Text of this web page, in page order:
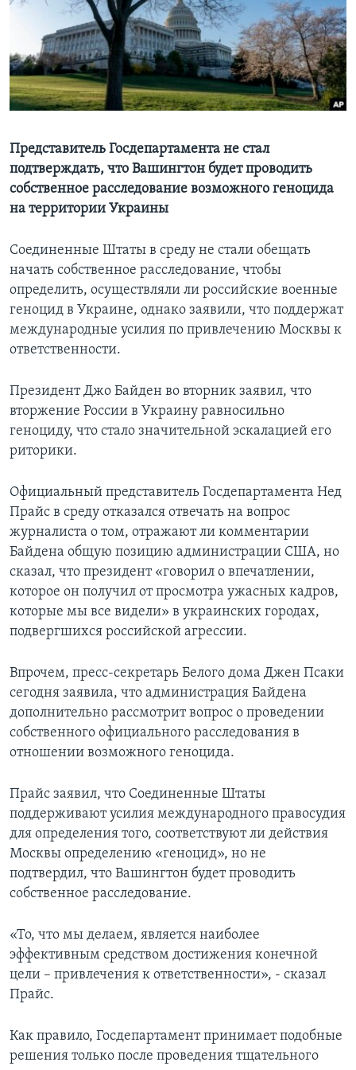
Learning English
СОЦИАЛЬНЫЕ СЕТИ
Языки
Представитель Госдепартамента не стал
подтверждать, что Вашингтон будет проводить
собственное расследование возможного геноцида
на территории Украины
Соединенные Штаты в среду не стали обещать
начать собственное расследование, чтобы
определить, осуществляли ли российские военные
геноцид в Украине, однако заявили, что поддержат
международные усилия по привлечению Москвы к
ответственности.
Президент Джо Байден во вторник заявил, что
вторжение России в Украину равносильно
геноциду, что стало значительной эскалацией его
риторики.
Официальный представитель Госдепартамента Нед
Прайс в среду отказался отвечать на вопрос
журналиста о том, отражают ли комментарии
Байдена общую позицию администрации США, но
сказал, что президент «говорил о впечатлении,
которое он получил от просмотра ужасных кадров,
которые мы все видели» в украинских городах,
подвергшихся российской агрессии.
Впрочем, пресс-секретарь Белого дома Джен Псаки
сегодня заявила, что администрация Байдена
дополнительно рассмотрит вопрос о проведении
собственного официального расследования в
отношении возможного геноцида.
Прайс заявил, что Соединенные Штаты
поддерживают усилия международного правосудия
для определения того, соответствуют ли действия
Москвы определению «геноцид», но не
подтвердил, что Вашингтон будет проводить
собственное расследование.
«То, что мы делаем, является наиболее
эффективным средством достижения конечной
цели – привлечения к ответственности», - сказал
Прайс.
Как правило, Госдепартамент принимает подобные
решения только после проведения тщательного